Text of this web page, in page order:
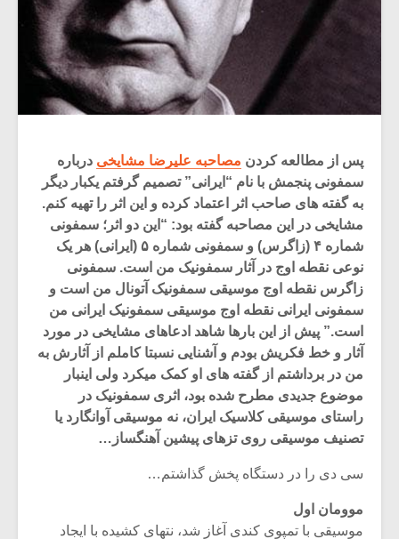
پس از مطالعه کردن مصاحبه علیرضا مشایخی درباره
سمفونی پنجمش با نام “ایرانی” تصمیم گرفتم یکبار دیگر
به گفته های صاحب اثر اعتماد کرده و این اثر را تهیه کنم.
مشایخی در این مصاحبه گفته بود: “این دو اثر؛ سمفونی
شماره ۴ (زاگرس) و سمفونی شماره ۵ (ایرانی) هر یک
نوعی نقطه اوج در آثار سمفونیک من است. سمفونی
زاگرس نقطه اوج موسیقی سمفونیک آتونال من است و
سمفونی ایرانی نقطه اوج موسیقی سمفونیک ایرانی من
است.” پیش از این بارها شاهد ادعاهای مشایخی در مورد
آثار و خط فکریش بودم و آشنایی نسبتا کاملم از آثارش به
من در برداشتم از گفته های او کمک میکرد ولی اینبار
موضوع جدیدی مطرح شده بود، اثری سمفونیک در
راستای موسیقی کلاسیک ایران، نه موسیقی آوانگارد یا
تصنیف موسیقی روی تزهای پیشین آهنگساز…
سی دی را در دستگاه پخش گذاشتم…
موومان اول
موسیقی با تمپوی کندی آغاز شد، نتهای کشیده با ایجاد